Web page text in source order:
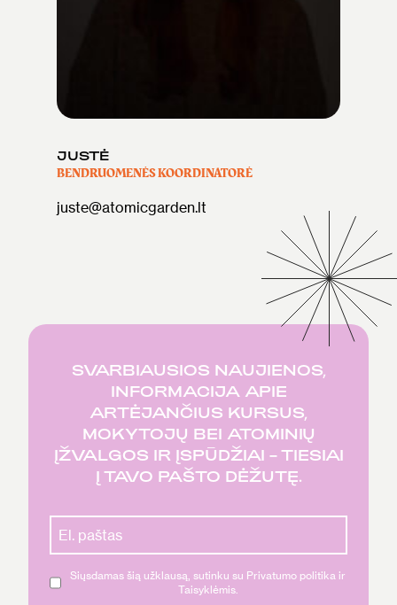
JUSTĖ
BENDRUOMENĖS KOORDINATORĖ
juste@atomicgarden.lt
SVARBIAUSIOS NAUJIENOS,
INFORMACIJA APIE
ARTĖJANČIUS KURSUS,
MOKYTOJŲ BEI ATOMINIŲ
ĮŽVALGOS IR ĮSPŪDŽIAI – TIESIAI
Į TAVO PAŠTO DĖŽUTĘ.
Siųsdamas šią užklausą, sutinku su Privatumo politika ir
Taisyklėmis.